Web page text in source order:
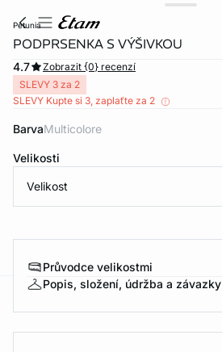
petunia
PODPRSENKA S VÝŠIVKOU
4.7
Zobrazit {0} recenzí
SLEVY 3 za 2
SLEVY Kupte si 3, zaplaťte za 2
Barva multicolore
Velikosti
Velikost
Průvodce velikostmi
Popis, složení, údržba a závazky